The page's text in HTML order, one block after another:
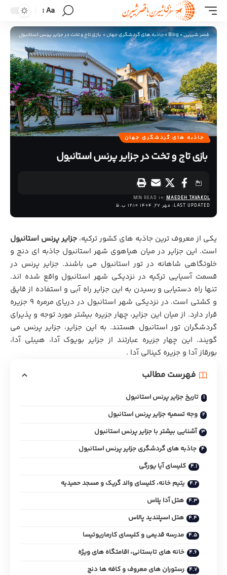
Aa
قصر شیرین>
Blog
>جاذبه های گردشگری جهان>بازی تاج و تخت در جزاير پرنس استانبول
جاذبه های گردشگری جهان
بازی تاج و تخت در جزاير پرنس استانبول
LAST UPDATED: مهر 27, 1404 12:10 ب.ظ
MAEDEH TAVAKOL
10 MIN READ
یکی از معروف ترین جاذبه های کشور ترکیه، جزایر پرنس استانبول
است. اين جزاير در میان هیاهوی شهر استانبول جاذبه اي دنج و
خلوتگاهی شاهانه در تور استانبول مي باشند. جزایر پرنس در
قسمت آسیایی ترکیه در نزدیکی شهر استانبول واقع شده اند.
تنها راه دستیابی و رسیدن به اين جزایر راه آبي و استفاده از قایق
و کشتي است. در نزدیکی شهر استانبول در دریای مرمره 9 جزیره
قرار دارد. از میان این جزاير، چهار جزیره بیشتر مورد توجه و پذيراي
گردشگران تور استانبول هستند. به اين جزاير، جزاير پرنس مي
گويند. این چهار جزیره عبارتند از جزایر بویوک آدا، هیبلی آدا،
بورقاز آدا و جزیره کینالی آدا .
فهرست مطالب
تاريخ جزاير پرنس استانبول
وجه تسميه جزاير پرنس استانبول
آشنايي بيشتر با جزاير پرنس استانبول
جاذبه های گردشگری جزاير پرنس استانبول
کليسای آيا يورگی
يتيم خانه، کليسای والد گريک و مسجد حميديه
هتل آدا پلاس
هتل اسپلنديد پالاس
مدرسه قديمی و کليساي کارماريوتيسا
خانه هاي تابستاني، اقامتگاه هاي ويژه
رستوران های معروف و کافه ها دنج